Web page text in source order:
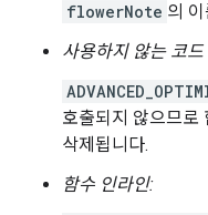
flowerNote 의
사용하지 않는 코드
호출되지 않으므로
삭제됩니다.
함수 인라인: